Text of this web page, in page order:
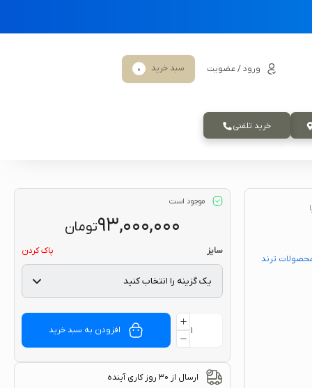
ورود / عضویت سبد خرید 0
خرید تلفنی
ترند
موجود است
۹۳,۰۰۰,۰۰۰تومان
سایز پاک کردن
افزودن به سبد خرید
ارسال از 30 روز کاری آینده